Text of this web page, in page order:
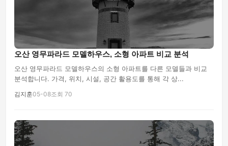
오산 영무파라드 모델하우스, 소형 아파트 비교 분석
오산 영무파라드 모델하우스의 소형 아파트를 다른 모델들과 비교
분석합니다. 가격, 위치, 시설, 공간 활용도를 통해 각 상...
김지훈05-08조회 70